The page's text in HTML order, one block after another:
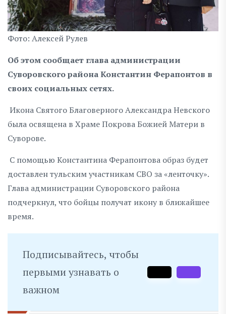
Фото: Алексей Рулев
Об этом сообщает глава администрации
Суворовского района Константин Ферапонтов в
своих социальных сетях.
Икона Святого Благоверного Александра Невского
была освящена в Храме Покрова Божией Матери в
Суворове.
С помощью Константина Ферапонтова образ будет
доставлен тульским участникам СВО за «ленточку».
Глава администрации Суворовского района
подчеркнул, что бойцы получат икону в ближайшее
время.
Подписывайтесь, чтобы
первыми узнавать о
важном